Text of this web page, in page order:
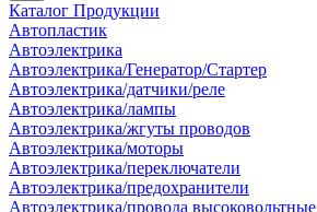
Каталог Продукции
Автопластик
Автоэлектрика
Автоэлектрика/Генератор/Стартер
Автоэлектрика/датчики/реле
Автоэлектрика/лампы
Автоэлектрика/жгуты проводов
Автоэлектрика/моторы
Автоэлектрика/переключатели
Автоэлектрика/предохранители
Автоэлектрика/провода высоковольтные